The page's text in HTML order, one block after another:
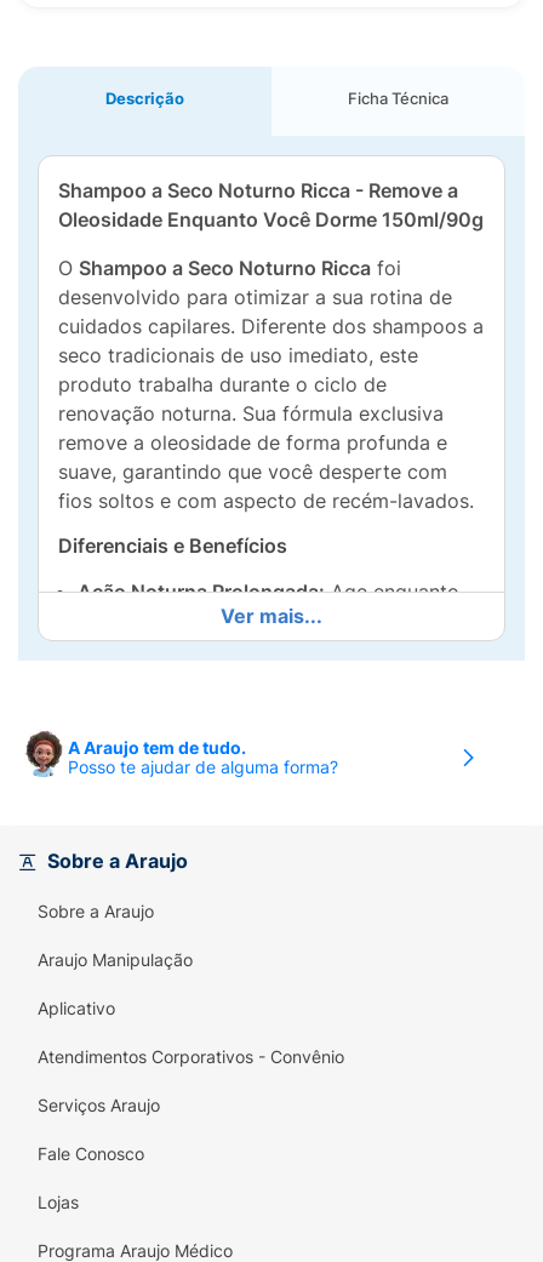
Descrição Ficha Técnica
Shampoo a Seco Noturno Ricca - Remove a
Oleosidade Enquanto Você Dorme 150ml/90g
O Shampoo a Seco Noturno Ricca foi
desenvolvido para otimizar a sua rotina de
cuidados capilares. Diferente dos shampoos a
seco tradicionais de uso imediato, este
produto trabalha durante o ciclo de
renovação noturna. Sua fórmula exclusiva
remove a oleosidade de forma profunda e
suave, garantindo que você desperte com
fios soltos e com aspecto de recém-lavados.
Diferenciais e Benefícios
Ação Noturna Prolongada:Age enquanto
você descansa, garantindo uma absorção
cabeludo) eÁcido Glicólico(que auxilia na
horas, o produto é totalmente absorvido,
comum em shampoos a seco rápidos.
Volume Natural:
volume aos fios que ficam pesados ao
Ver mais...
A Araujo tem de tudo.
Posso te ajudar de alguma forma?
Sobre a Araujo
Sobre a Araujo
Araujo Manipulação
Aplicativo
Atendimentos Corporativos - Convênio
Serviços Araujo
Fale Conosco
Lojas
Programa Araujo Médico